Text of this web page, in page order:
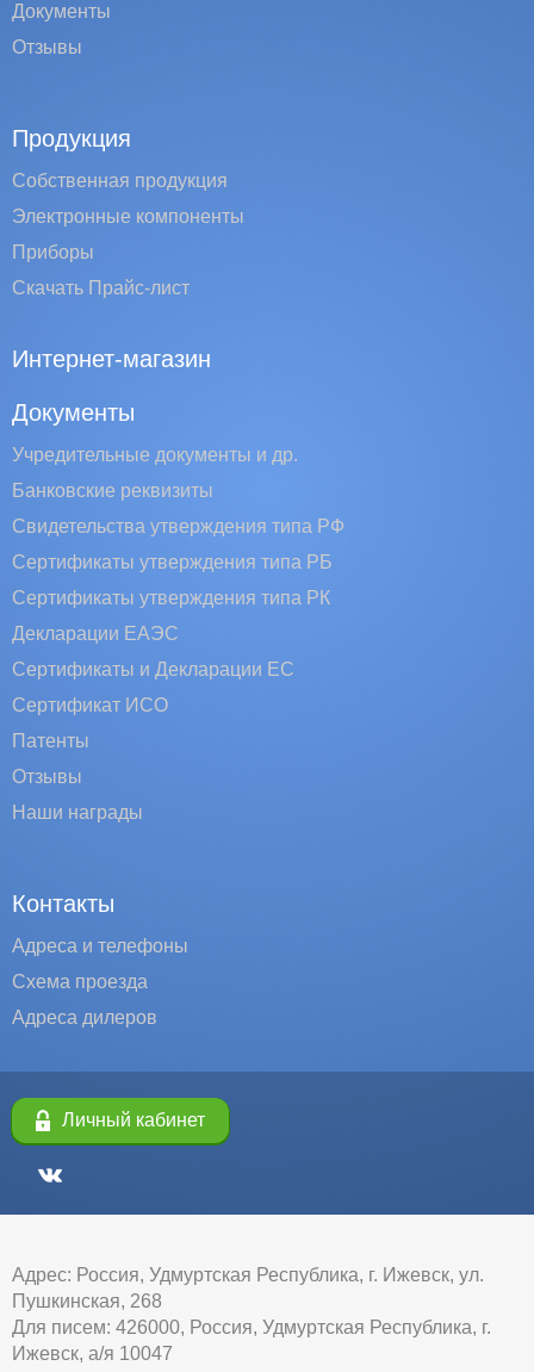
Документы
Отзывы
Продукция
Собственная продукция
Электронные компоненты
Приборы
Скачать Прайс-лист
Интернет-магазин
Документы
Учредительные документы и др.
Банковские реквизиты
Свидетельства утверждения типа РФ
Сертификаты утверждения типа РБ
Сертификаты утверждения типа РК
Декларации ЕАЭС
Сертификаты и Декларации EC
Сертификат ИСО
Патенты
Отзывы
Наши награды
Контакты
Адреса и телефоны
Схема проезда
Адреса дилеров
Личный кабинет
Адрес: Россия, Удмуртская Республика, г. Ижевск, ул.
Пушкинская, 268
Для писем: 426000, Россия, Удмуртская Республика, г.
Ижевск, а/я 10047